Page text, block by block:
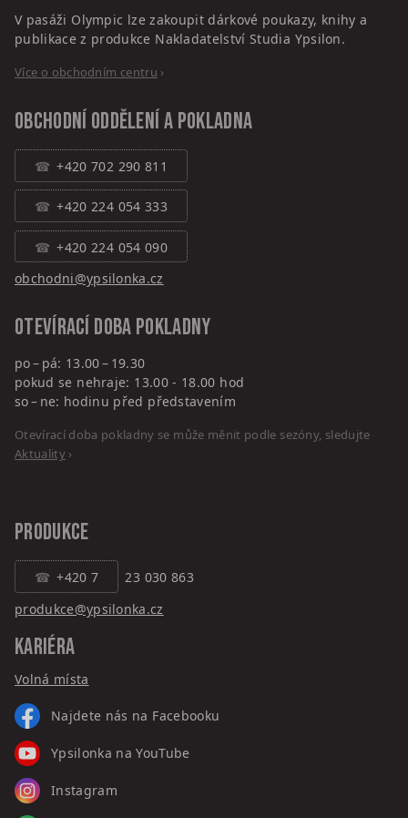
V pasáži Olympic lze zakoupit dárkové poukazy, knihy a
publikace z produkce Nakladatelství Studia Ypsilon.
Více o obchodním centru ›
Obchodní oddělení a pokladna
+420 702 290 811
+420 224 054 333
+420 224 054 090
obchodni@ypsilonka.cz
Otevírací doba pokladny
po – pá: 13.00 – 19.30
pokud se nehraje: 13.00 - 18.00 hod
so – ne: hodinu před představením
Otevírací doba pokladny se může měnit podle sezóny, sledujte
Aktuality›
PRODUKCE
+420 7
23 030 863
produkce@ypsilonka.cz
KARIÉRA
Volná místa
Najdete nás na Facebooku
Ypsilonka na YouTube
Instagram